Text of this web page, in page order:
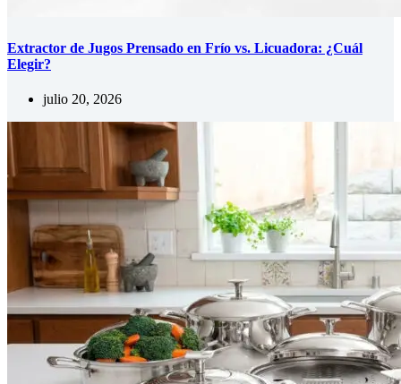
Extractor de Jugos Prensado en Frío vs. Licuadora: ¿Cuál
Elegir?
julio 20, 2026